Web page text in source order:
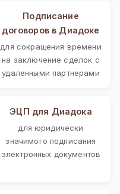
Подписание
договоров в Диадоке
для сокращения времени
на заключение сделок с
удаленными партнерами
ЭЦП для Диадока
для юридически
значимого подписания
электронных документов